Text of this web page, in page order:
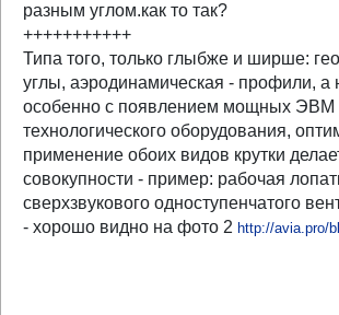
разным углом.как то так?
+++++++++++
Типа того, только глыбже и ширше:
углы, аэродинамическая - профили, а
особенно с появлением мощных ЭВМ
технологического оборудования,
применение обоих видов крутки
совокупности - пример: рабочая
сверхзвукового одноступенчатого
- хорошо видно на фото 2 http://avia.pro/